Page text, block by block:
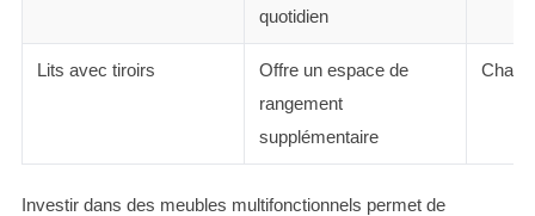
quotidien
Lits avec tiroirs
Offre un espace de
rangement
supplémentaire
Investir dans des meubles multifonctionnels permet de